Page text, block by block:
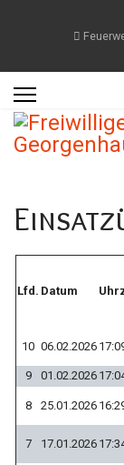
Lfd. Datum
10 06.02.2026
9
01.02.2026
8 25.01.2026
7 17.01.2026